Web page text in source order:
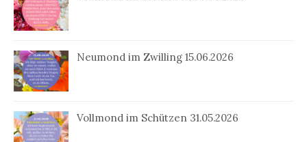
Neumond im Zwilling 15.06.2026
Vollmond im Schützen 31.05.2026